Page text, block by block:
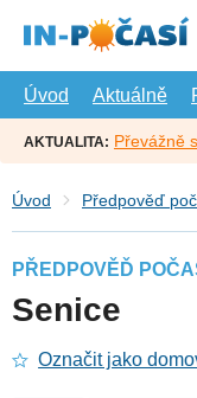
hlavní
Úvod
Aktuálně
AKTUALITA: Převážně
Úvod Předpověď
PŘEDPOVĚĎ
Senice
Označit jako